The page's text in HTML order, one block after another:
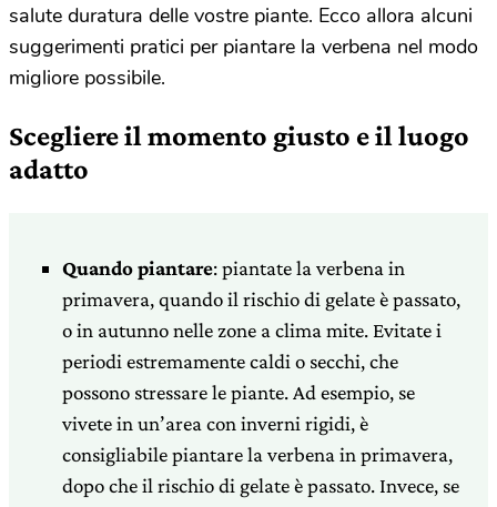
salute duratura delle vostre piante. Ecco allora alcuni
suggerimenti pratici per piantare la verbena nel modo
migliore possibile.
Scegliere il momento giusto e il luogo
adatto
Quando piantare: piantate la verbena in
primavera, quando il rischio di gelate è passato,
o in autunno nelle zone a clima mite. Evitate i
periodi estremamente caldi o secchi, che
possono stressare le piante. Ad esempio, se
vivete in un’area con inverni rigidi, è
consigliabile piantare la verbena in primavera,
dopo che il rischio di gelate è passato. Invece, se